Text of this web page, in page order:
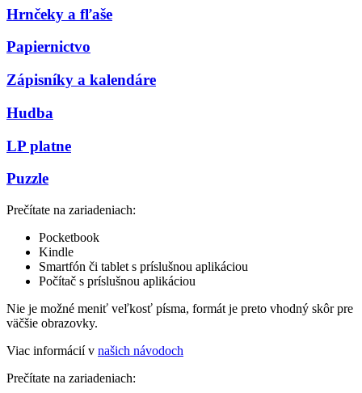
Hrnčeky a fľaše
Papiernictvo
Zápisníky a kalendáre
Hudba
LP platne
Puzzle
Prečítate na zariadeniach:
Pocketbook
Kindle
Smartfón či tablet s príslušnou aplikáciou
Počítač s príslušnou aplikáciou
Nie je možné meniť veľkosť písma, formát je preto vhodný skôr pre
väčšie obrazovky.
Viac informácií v našich návodoch
Prečítate na zariadeniach: